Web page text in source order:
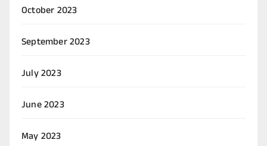
October 2023
September 2023
July 2023
June 2023
May 2023